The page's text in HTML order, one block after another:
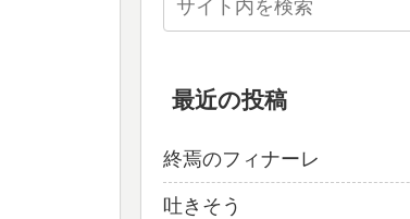
最近の投稿
終焉のフィナーレ
吐きそう